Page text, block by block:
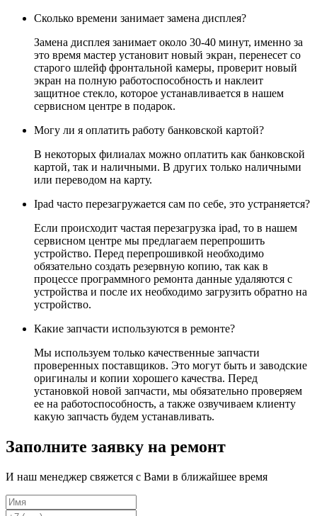
Сколько времени занимает замена дисплея?
Замена дисплея занимает около 30-40 минут, именно за
это время мастер установит новый экран, перенесет со
старого шлейф фронтальной камеры, проверит новый
экран на полную работоспособность и наклеит
защитное стекло, которое устанавливается в нашем
сервисном центре в подарок.
Могу ли я оплатить работу банковской картой?
В некоторых филиалах можно оплатить как банковской
картой, так и наличными. В других только наличными
или переводом на карту.
Ipad часто перезагружается сам по себе, это устраняется?
Если происходит частая перезагрузка ipad, то в нашем
сервисном центре мы предлагаем перепрошить
устройство. Перед перепрошивкой необходимо
обязательно создать резервную копию, так как в
процессе программного ремонта данные удаляются с
устройства и после их необходимо загрузить обратно на
устройство.
Какие запчасти используются в ремонте?
Мы используем только качественные запчасти
проверенных поставщиков. Это могут быть и заводские
оригиналы и копии хорошего качества. Перед
установкой новой запчасти, мы обязательно проверяем
ее на работоспособность, а также озвучиваем клиенту
какую запчасть будем устанавливать.
Заполните заявку на ремонт
И наш менеджер свяжется с Вами в ближайшее время